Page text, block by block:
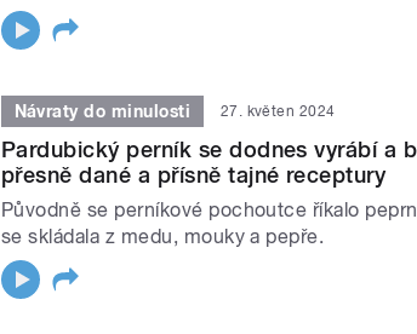
Návraty do minulosti 27. květen 2024
Pardubický perník se dodnes vyrábí a
přesně dané a přísně tajné receptury
Původně se perníkové pochoutce říkalo
se skládala z medu, mouky a pepře.